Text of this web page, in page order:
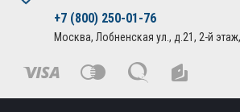
+7 (800) 250-01-76
Москва, Лобненская ул., д.21, 2-й